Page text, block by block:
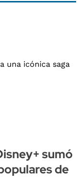
sumó
de